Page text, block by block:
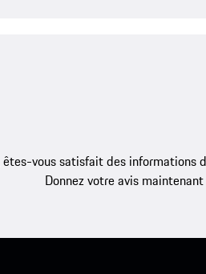
êtes-vous satisfait des informations
Donnez votre avis maintenant